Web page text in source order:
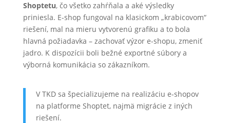
Shoptetu, čo všetko zahŕňala a aké výsledky
priniesla. E-shop fungoval na klasickom „krabicovom“
riešení, mal na mieru vytvorenú grafiku a to bola
hlavná požiadavka – zachovať výzor e-shopu, zmeniť
jadro. K dispozícii boli bežné exportné súbory a
výborná komunikácia so zákazníkom.
V TKD sa špecializujeme na realizáciu e-shopov
na platforme Shoptet, najmä migrácie z iných
riešení.